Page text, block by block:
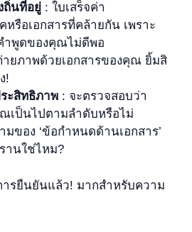
ถิ่นที่อยู่ : ใบเสร็จค่า
รือเอกสารที่คล้ายกัน เพราะ
ำพูดของคุณไม่ดีพอ
ายภาพด้วยเอกสารของคุณ ยิ้มสิ
!
ะสิทธิภาพ : จะตรวจสอบว่า
เป็นไปตามลำดับหรือไม่
ของ ‘ข้อกำหนดด้านเอกสาร’
านใช่ไหม?
รยืนยันแล้ว! มากสำหรับความ